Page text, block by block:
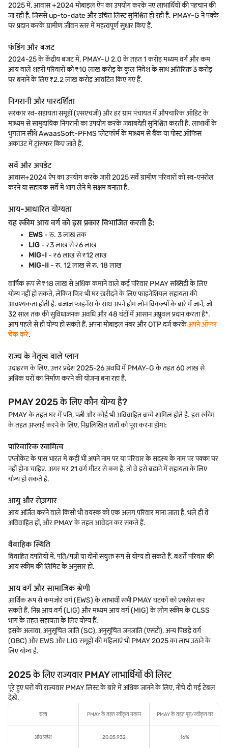
2025 में, आवास +2024 मोबाइल ऐप का उपयोग करके नए लाभार्थियों की पहचान की
जा रही है, जिससे up-to-date और उचित लिस्ट सुनिश्चित हो रही है. PMAY-G ने पक्के
घर प्रदान करके ग्रामीण जीवन स्तर में महत्वपूर्ण सुधार किए हैं.
फंडिंग और बजट
2024-25 के केंद्रीय बजट में, PMAY-U 2.0 के तहत 1 करोड़ मध्यम वर्ग और कम
आय वाले शहरी परिवारों को ₹10 लाख करोड़ के कुल निवेश के साथ अतिरिक्त 3 करोड़
घर बनाने के लिए ₹2.2 लाख करोड़ आवंटित किए गए हैं.
निगरानी और पारदर्शिता
सरकार स्व-सहायता समूहों (एसएचजी) और हर ग्राम पंचायत में औपचारिक ऑडिट के
माध्यम से सामुदायिक निगरानी का उपयोग करके जवाबदेही सुनिश्चित करती है. लाभार्थी के
भुगतान सीधे AwaasSoft-PFMS प्लेटफॉर्म के माध्यम से बैंक या पोस्ट ऑफिस
अकाउंट में ट्रांसफर किए जाते हैं.
सर्वे और अपडेट
आवास+2024 ऐप का उपयोग करके जारी 2025 सर्वे ग्रामीण परिवारों को स्व-एनरोल
करने या सहायक सर्वे में भाग लेने में सक्षम बनाता है.
आय-आधारित योग्यता
यह स्कीम आय वर्ग को इस प्रकार विभाजित करती है:
EWS - रु. 3 लाख तक
LIG - ₹3 लाख से ₹6 लाख
MIG-I - ₹6 लाख से ₹12 लाख
MIG-II - रु. 12 लाख से रु. 18 लाख
वार्षिक रूप से ₹18 लाख से अधिक कमाने वाले कई परिवार PMAY सब्सिडी के लिए
योग्य नहीं हो सकते, लेकिन फिर भी घर खरीदने के लिए फाइनेंशियल सहायता की
आवश्यकता होती है. बजाज फाइनेंस के साथ अपने होम लोन विकल्पों के बारे में जानें, जो
32 साल तक की सुविधाजनक अवधि और 48 घंटों में आसान अप्रूवल प्रदान करता है*.
आप पहले से ही योग्य हो सकते हैं, अपना मोबाइल नंबर और OTP दर्ज करकेअपने ऑफर
चेक करें.
राज्य के नेतृत्व वाले प्लान
उदाहरण के लिए, उत्तर प्रदेश 2025-26 अवधि में PMAY-G के तहत 60 लाख से
अधिक घरों का निर्माण करने की योजना बना रहा है.
PMAY 2025 के लिए कौन योग्य है?
PMAY के तहत घर में पति, पत्नी और कोई भी अविवाहित बच्चे शामिल होते हैं. इस स्कीम
के तहत अप्लाई करने के लिए, निम्नलिखित शर्तों को पूरा करना होगा:
पारिवारिक स्वामित्व
एप्लीकेंट के पास भारत में कहीं भी अपने नाम पर या परिवार के सदस्य के नाम पर पक्का घर
नहीं होना चाहिए. अगर घर 21 वर्ग मीटर से कम है, तो वे इसे बढ़ाने में सहायता के लिए
योग्य हो सकते हैं.
आयु और रोज़गार
आय अर्जित करने वाले किसी भी वयस्क को एक अलग परिवार माना जाता है, भले ही वे
अविवाहित हों, और PMAY के तहत आवेदन कर सकते हैं.
वैवाहिक स्थिति
विवाहित दंपतियों में, पति/पत्नी या दोनों संयुक्त रूप से योग्य हो सकते हैं, बशर्ते परिवार की
आय स्कीम की लिमिट के अनुसार हो.
आय वर्ग और सामाजिक श्रेणी
आर्थिक रूप से कमजोर वर्ग (EWS) के लाभार्थी सभी PMAY घटकों को एक्सेस कर
सकते हैं. निम्न आय वर्ग (LIG) और मध्यम आय वर्ग (MIG) के लोग स्कीम के CLSS
भाग के तहत सहायता के लिए योग्य हैं.
इसके अलावा, अनुसूचित जाति (SC), अनुसूचित जनजाति (एसटी), अन्य पिछड़े वर्ग
(OBC) और EWS और LIG समूहों की महिलाएं भी PMAY 2025 का लाभ उठाने के
लिए योग्य हैं.
2025 के लिए राज्यवार PMAY लाभार्थियों की लिस्ट
पूरे हुए घरों की राज्यवार PMAY लिस्ट के बारे में अधिक जानने के लिए, नीचे दी गई टेबल
देखें.
राज्य PMAY के तहत स्वीकृत मकान PMAY के तहत पूरा/स्वीकृत घर
आंध्र प्रदेश 20,05,932 16%